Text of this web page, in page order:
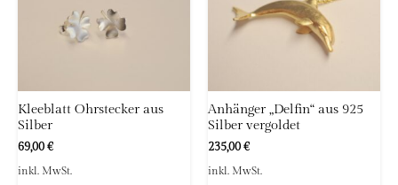
Kleeblatt Ohrstecker aus
Silber
69,00€
inkl. MwSt.
Anhänger „Delfin“ aus 925
Silber vergoldet
235,00€
inkl. MwSt.